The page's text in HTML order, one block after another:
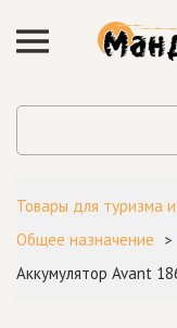
Товары для туризма
Общее назначение
Аккумулятор Avant